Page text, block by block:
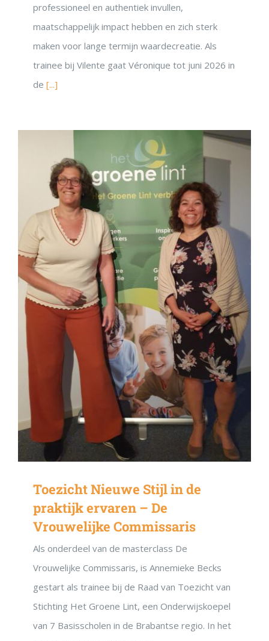
professioneel en authentiek invullen,
maatschappelijk impact hebben en zich sterk
maken voor lange termijn waardecreatie. Als
trainee bij Vilente gaat Véronique tot juni 2026 in
de [...]
Toezicht Nieuwe Stijl in de
praktijk ervaren – De
Vrouwelijke Commissaris
Als onderdeel van de masterclass De
Vrouwelijke Commissaris, is Annemieke Becks
gestart als trainee bij de Raad van Toezicht van
Stichting Het Groene Lint, een Onderwijskoepel
van 7 Basisscholen in de Brabantse regio. In het